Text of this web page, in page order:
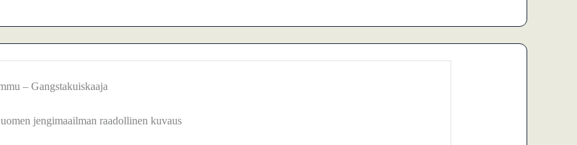
– Gangstakuiskaaja
jengimaailman raadollinen kuvaus